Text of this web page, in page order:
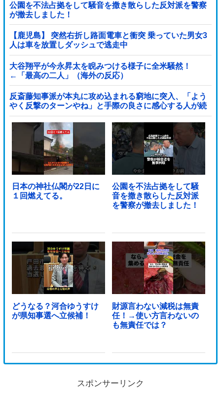
公園を不法占拠をして騒音を撒き散らした反対派を警察
が撤去しました！
【鹿児島】 突然右折し路面電車と衝突 乗っていた男女3
人は車を放置しダッシュで逃走中
大谷翔平が今永昇太を睨みつける様子に全米騒然！
←「最高の二人」（海外の反応）
反斎藤知事派が本丸に攻め込まれる窮地に突入、「よう
やく反撃のターンやね」と手際の良さに感心する人が続
出中他
日本の神社仏閣が22日に
１回燃えてる。
公園を不法占拠をして騒
音を撒き散らした反対派
を警察が撤去しました！
どうなる？河合ゆうすけ
が県知事選へ立候補！
財源言わない減税は無責
任！→使い方言わないの
も無責任では？
スポンサーリンク